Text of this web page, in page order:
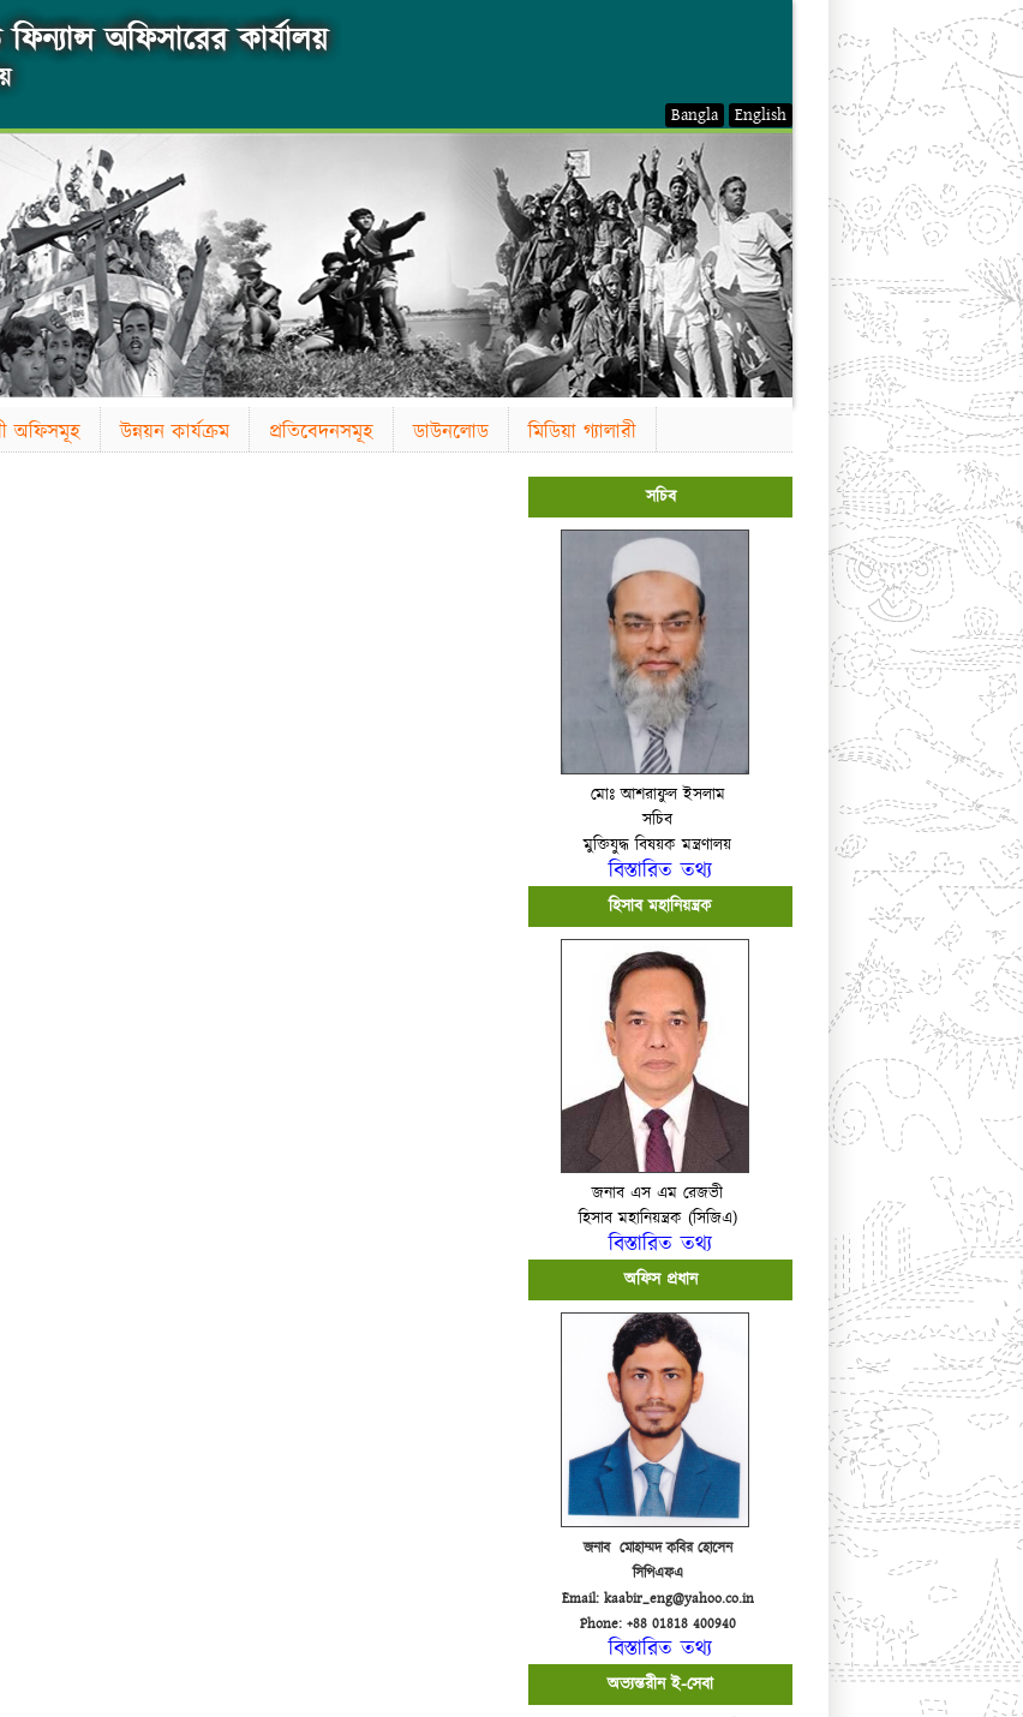
অফিসারের কার্যালয়
Bangla English
অফিসমূহ উন্নয়ন কার্যক্রম প্রতিবেদনসমূহ ডাউনলোড মিডিয়া গ্যালারী
সচিব
মোঃ আশরাফুল ইসলাম
সচিব
মুক্তিযুদ্ধ বিষয়ক মন্ত্রণালয়
বিস্তারিত তথ্য
হিসাব মহানিয়ন্ত্রক
জনাব এস এম রেজভী
হিসাব মহানিয়ন্ত্রক (সিজিএ)
বিস্তারিত তথ্য
অফিস প্রধান
জনাব মোহাম্মদ কবির হোসেন
সিপিএফএ
Email: kaabir_eng@yahoo.co.in
Phone: +88 01818 400940
বিস্তারিত তথ্য
অভ্যন্তরীন ই-সেবা